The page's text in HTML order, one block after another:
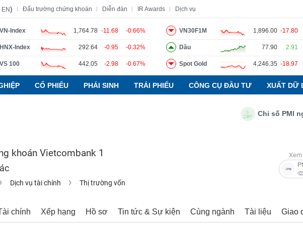
EN) Đấu trường chứng khoán Diễn đàn IR Awards Dịch vụ
VN-Index 1,764.78 -11.68 -0.66%
HNX-Index 292.64 -0.95 -0.32%
VS 100 442.05 -2.98 -0.67%
VN30F1M 1,896.00 -17.80
Dầu 77.90 2.91
Spot Gold 4,246.35 -18.97
CỔ PHIẾU PHÁI SINH TRÁI PHIẾU CÔNG CỤ ĐẦU TƯ XUẤT DỮ
Chỉ số PMI
khoán Vietcombank 1
Dịch vụ tài chính Thị trường vốn
chính Xếp hạng Hồ sơ Tin tức & Sự kiện Cùng ngành Tài liệu Giao
khoán Lãnh đạo Báo cáo phân tích Thuật ngữ